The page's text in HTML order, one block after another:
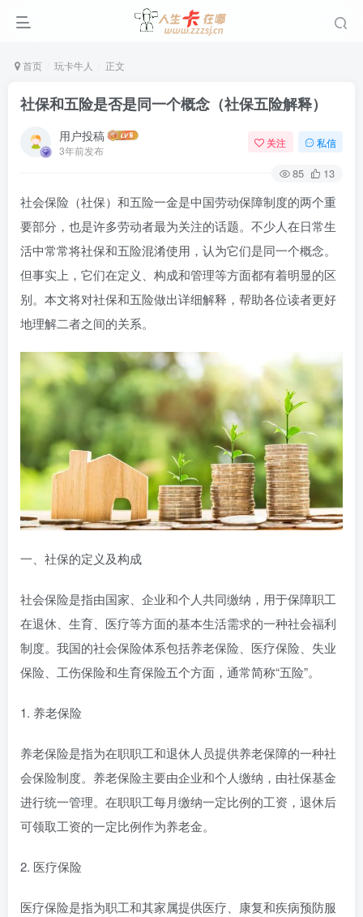
首页 玩卡牛人 正文
社保和五险是否是同一个概念（社保五险解释）
用户投稿
3年前发布
关注 私信
85 13
社会保险（社保）和五险一金是中国劳动保障制度的两个重
要部分，也是许多劳动者最为关注的话题。不少人在日常生
活中常常将社保和五险混淆使用，认为它们是同一个概念。
但事实上，它们在定义、构成和管理等方面都有着明显的区
别。本文将对社保和五险做出详细解释，帮助各位读者更好
地理解二者之间的关系。
一、社保的定义及构成
社会保险是指由国家、企业和个人共同缴纳，用于保障职工
在退休、生育、医疗等方面的基本生活需求的一种社会福利
制度。我国的社会保险体系包括养老保险、医疗保险、失业
保险、工伤保险和生育保险五个方面，通常简称“五险”。
1. 养老保险
养老保险是指为在职职工和退休人员提供养老保障的一种社
会保险制度。养老保险主要由企业和个人缴纳，由社保基金
进行统一管理。在职职工每月缴纳一定比例的工资，退休后
可领取工资的一定比例作为养老金。
2. 医疗保险
医疗保险是指为职工和其家属提供医疗、康复和疾病预防服